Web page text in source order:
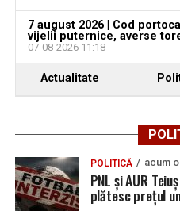
7 august 2026 | Cod
vijelii puternice, averse
07-08-2026 11:18
Actualitate
POLITICĂ acum
PNL și AUR
plătesc prețul